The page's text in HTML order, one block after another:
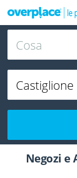
Negozi e